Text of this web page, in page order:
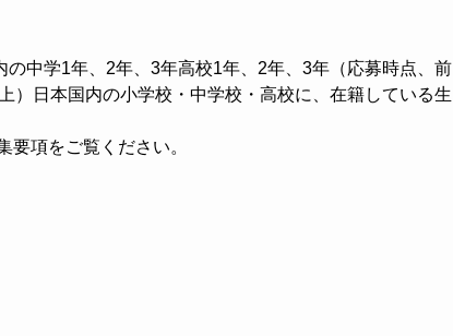
の中学1年、2年、3年高校1年、2年、3年（応募時点、前
）日本国内の小学校・中学校・高校に、在籍している生
項をご覧ください。